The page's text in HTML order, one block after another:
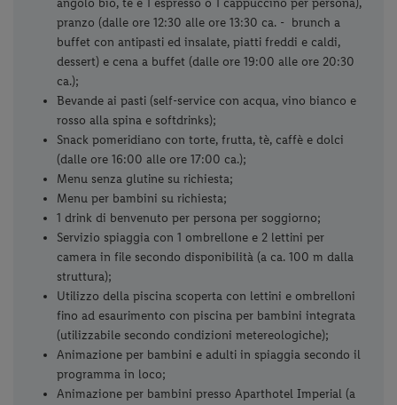
angolo bio, tè e 1 espresso o 1 cappuccino per persona),
pranzo (dalle ore 12:30 alle ore 13:30 ca. - brunch a
buffet con antipasti ed insalate, piatti freddi e caldi,
dessert) e cena a buffet (dalle ore 19:00 alle ore 20:30
ca.);
Bevande ai pasti (self-service con acqua, vino bianco e
rosso alla spina e softdrinks);
Snack pomeridiano con torte, frutta, tè, caffè e dolci
(dalle ore 16:00 alle ore 17:00 ca.);
Menu senza glutine su richiesta;
Menu per bambini su richiesta;
1 drink di benvenuto per persona per soggiorno;
Servizio spiaggia con 1 ombrellone e 2 lettini per
camera in file secondo disponibilità (a ca. 100 m dalla
struttura);
Utilizzo della piscina scoperta con lettini e ombrelloni
fino ad esaurimento con piscina per bambini integrata
(utilizzabile secondo condizioni metereologiche);
Animazione per bambini e adulti in spiaggia secondo il
programma in loco;
Animazione per bambini presso Aparthotel Imperial (a